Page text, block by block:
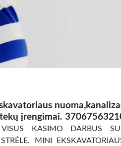
įrengimai.
KASIMO DARBUS
MINI